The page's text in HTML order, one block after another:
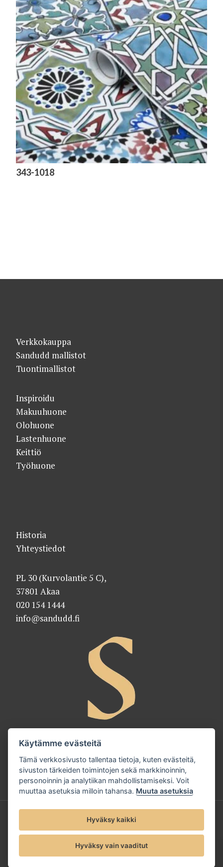
343-1018
Verkkokauppa
Sandudd mallistot
Tuontimallistot
Inspiroidu
Makuuhuone
Olohuone
Lastenhuone
Keittiö
Työhuone
Historia
Yhteystiedot
PL 30 (Kurvolantie 5 C),
37801 Akaa
020 154 1444
info@sandudd.fi
Tietosuojaseloste
Evästeet
Käytämme evästeitä
Tämä verkkosivusto tallentaa tietoja, kuten evästeitä,
sivuston tärkeiden toimintojen sekä markkinoinnin,
personoinnin ja analytiikan mahdollistamiseksi. Voit
muuttaa asetuksia milloin tahansa. Muuta asetuksia
Hyväksy kaikki
Hyväksy vain vaaditut